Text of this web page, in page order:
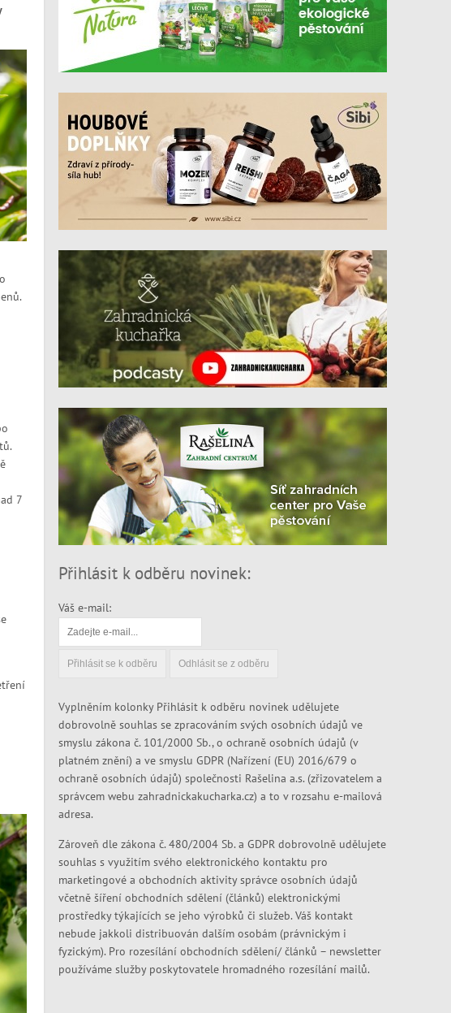
7
Přihlásit k odběru novinek:
Váš e-mail:
Vyplněním kolonky Přihlásit k odběru novinek udělujete
dobrovolně souhlas se zpracováním svých osobních údajů ve
smyslu zákona č. 101/2000 Sb., o ochraně osobních údajů (v
platném znění) a ve smyslu GDPR (Nařízení (EU) 2016/679 o
ochraně osobních údajů) společnosti Rašelina a.s. (zřizovatelem a
správcem webu zahradnickakucharka.cz) a to v rozsahu e-mailová
adresa.
Zároveň dle zákona č. 480/2004 Sb. a GDPR dobrovolně udělujete
souhlas s využitím svého elektronického kontaktu pro
marketingové a obchodních aktivity správce osobních údajů
včetně šíření obchodních sdělení (článků) elektronickými
prostředky týkajících se jeho výrobků či služeb. Váš kontakt
nebude jakkoli distribuován dalším osobám (právnickým i
fyzickým). Pro rozesílání obchodních sdělení/ článků – newsletter
používáme služby poskytovatele hromadného rozesílání mailů.